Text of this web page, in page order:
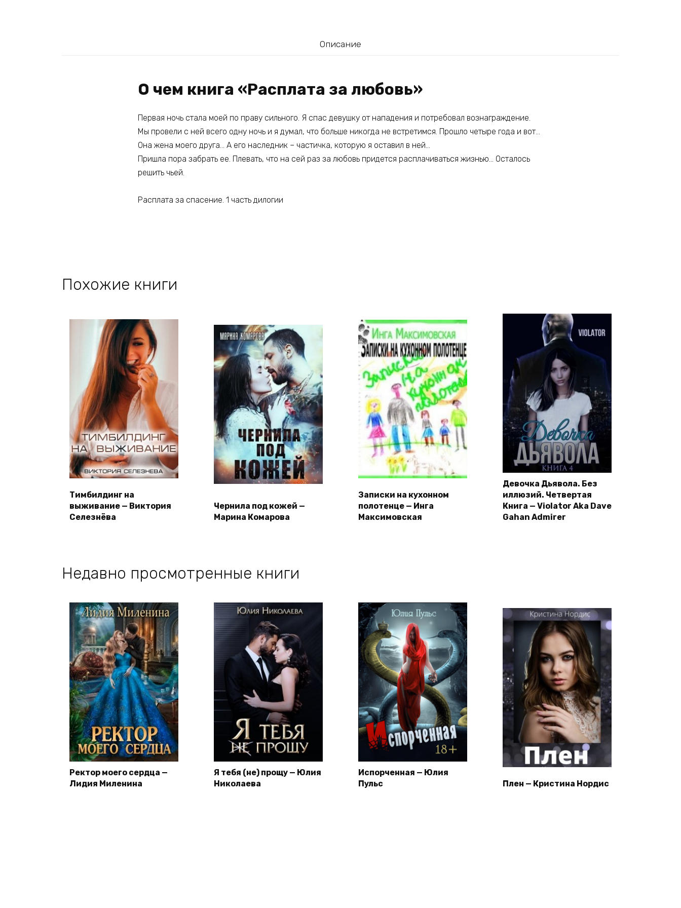
Описание
О чем книга «Расплата за любовь»
Первая ночь стала моей по праву сильного. Я спас девушку от нападения и потребовал вознаграждение.
Мы провели с ней всего одну ночь и я думал, что больше никогда не встретимся. Прошло четыре года и вот…
Она жена моего друга… А его наследник – частичка, которую я оставил в ней…
Пришла пора забрать ее. Плевать, что на сей раз за любовь придется расплачиваться жизнью… Осталось
решить чьей.
Расплата за спасение. 1 часть дилогии
Похожие книги
Тимбилдинг на
выживание — Виктория
Селезнёва
Чернила под кожей —
Марина Комарова
Записки на кухонном
полотенце — Инга
Максимовская
Девочка Дьявола. Без
иллюзий. Четвертая
Книга — Violator Aka Dave
Gahan Admirer
Недавно просмотренные книги
Ректор моего сердца —
Лидия Миленина
Я тебя (не) прощу — Юлия
Николаева
Испорченная — Юлия
Пульс
Плен — Кристина Нордис